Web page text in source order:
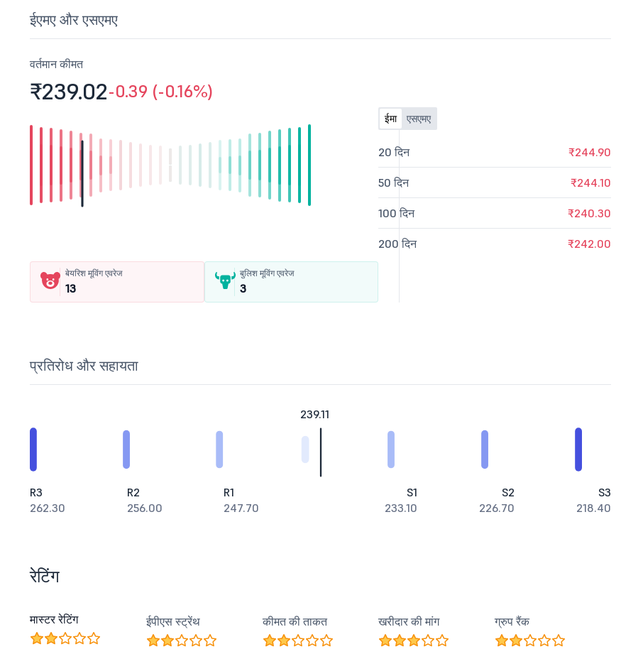
ईएमए और एसएमए
वर्तमान कीमत
₹239.02-0.39 (-0.16%)
बेयरिश मूविंग एवरेज
13
बुलिश मूविंग एवरेज
3
ईमा एसएमए
20 दिन ₹244.90
50 दिन ₹244.10
100 दिन ₹240.30
200 दिन ₹242.00
प्रतिरोध और सहायता
239.11
R3
262.30
R2
256.00
R1
247.70
S1
233.10
S2
226.70
S3
218.40
रेटिंग
मास्टर रेटिंग ईपीएस स्ट्रेंथ कीमत की ताकत खरीदार की मांग ग्रुप रैंक